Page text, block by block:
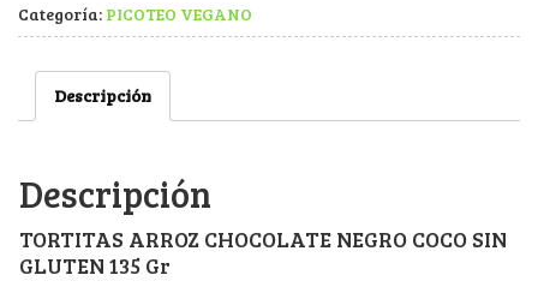
Categoría: PICOTEO VEGANO
Descripción
Descripción
TORTITAS ARROZ CHOCOLATE NEGRO COCO SIN
GLUTEN 135 Gr